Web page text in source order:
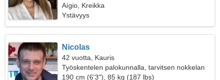
Aígio, Kreikka
Ystävyys
Nicolas
42 vuotta, Kauris
Työskentelen palokunnalla, tarvitsen nokkelan
naisen
190 cm (6'3"), 85 kg (187 lbs)